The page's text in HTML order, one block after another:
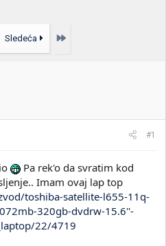
Sledeća Poslednja
#1
Pa rek'o da svratim kod
Imam ovaj lap top
toshiba-satellite-l655-11q-
320gb-dvdrw-15.6''-
22/4719